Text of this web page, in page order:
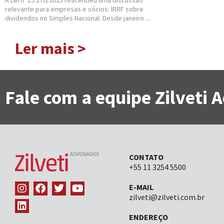
relevante para empresas e sócios: IRRF sobre
dividendos no Simples Nacional. Desde janeiro ...
Ler mais >
Fale com a equipe Zilveti
CONTATO
+55 11 3254 5500
E-MAIL
zilveti@zilveti.com.br
ENDEREÇO